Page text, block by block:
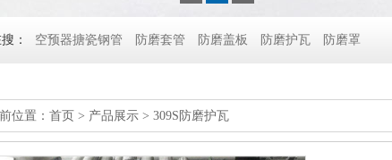
： 空预器搪瓷钢管 防磨套管 防磨盖板 防磨护瓦 防磨罩
位置： 首页 > 产品展示 > 309S防磨护瓦